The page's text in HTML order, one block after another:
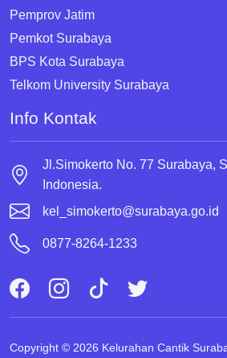
Pemprov Jatim
Pemkot Surabaya
BPS Kota Surabaya
Telkom University Surabaya
Info Kontak
Jl.Simokerto No. 77 Surabaya,
Indonesia.
kel_simokerto@surabaya.go.id
0877-8264-1233
Copyright © 2026 Kelurahan Cantik